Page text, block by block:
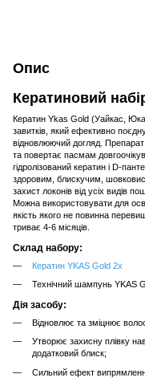
Опис
Кератиновий
Кератин Ykas Gold (Уайкас,
завитків, який ефективно
відновлюючий догляд.
та повертає пасмам
гідролізований кератин і D-
здоровим, блискучим,
захист локонів від усіх видів
Можна використовувати для
якість якого не повинна
триває 4-6 місяців.
Склад набору:
Кератин YKAS Gold 2x
Технічний шампунь YKAS
Дія засобу:
Відновлює та зміцнює
Утворює захисну плівку
додатковий блиск;
Сильний ефект